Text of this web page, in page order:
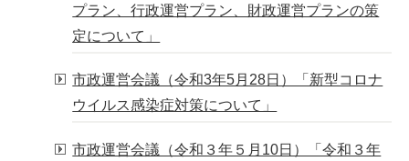
プラン、行政運営プラン、財政運営プランの策
定について」
市政運営会議（令和3年5月28日）「新型コロナ
ウイルス感染症対策について」
市政運営会議（令和３年５月10日）「令和３年